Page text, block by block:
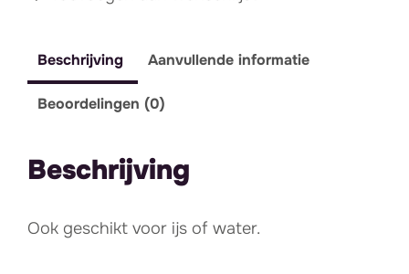
Beschrijving Aanvullende informatie
Beoordelingen (0)
Beschrijving
Ook geschikt voor ijs of water.